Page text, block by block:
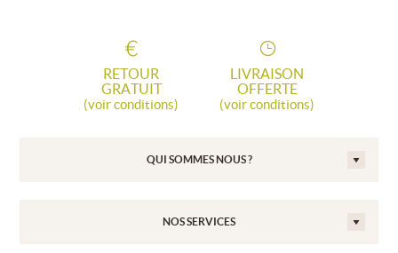
RETOUR
GRATUIT
(voir conditions)
LIVRAISON
OFFERTE
(voir conditions)
QUI SOMMES NOUS ?
NOS SERVICES